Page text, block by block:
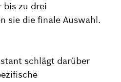
bis zu drei
sie die finale Auswahl.
schlägt darüber